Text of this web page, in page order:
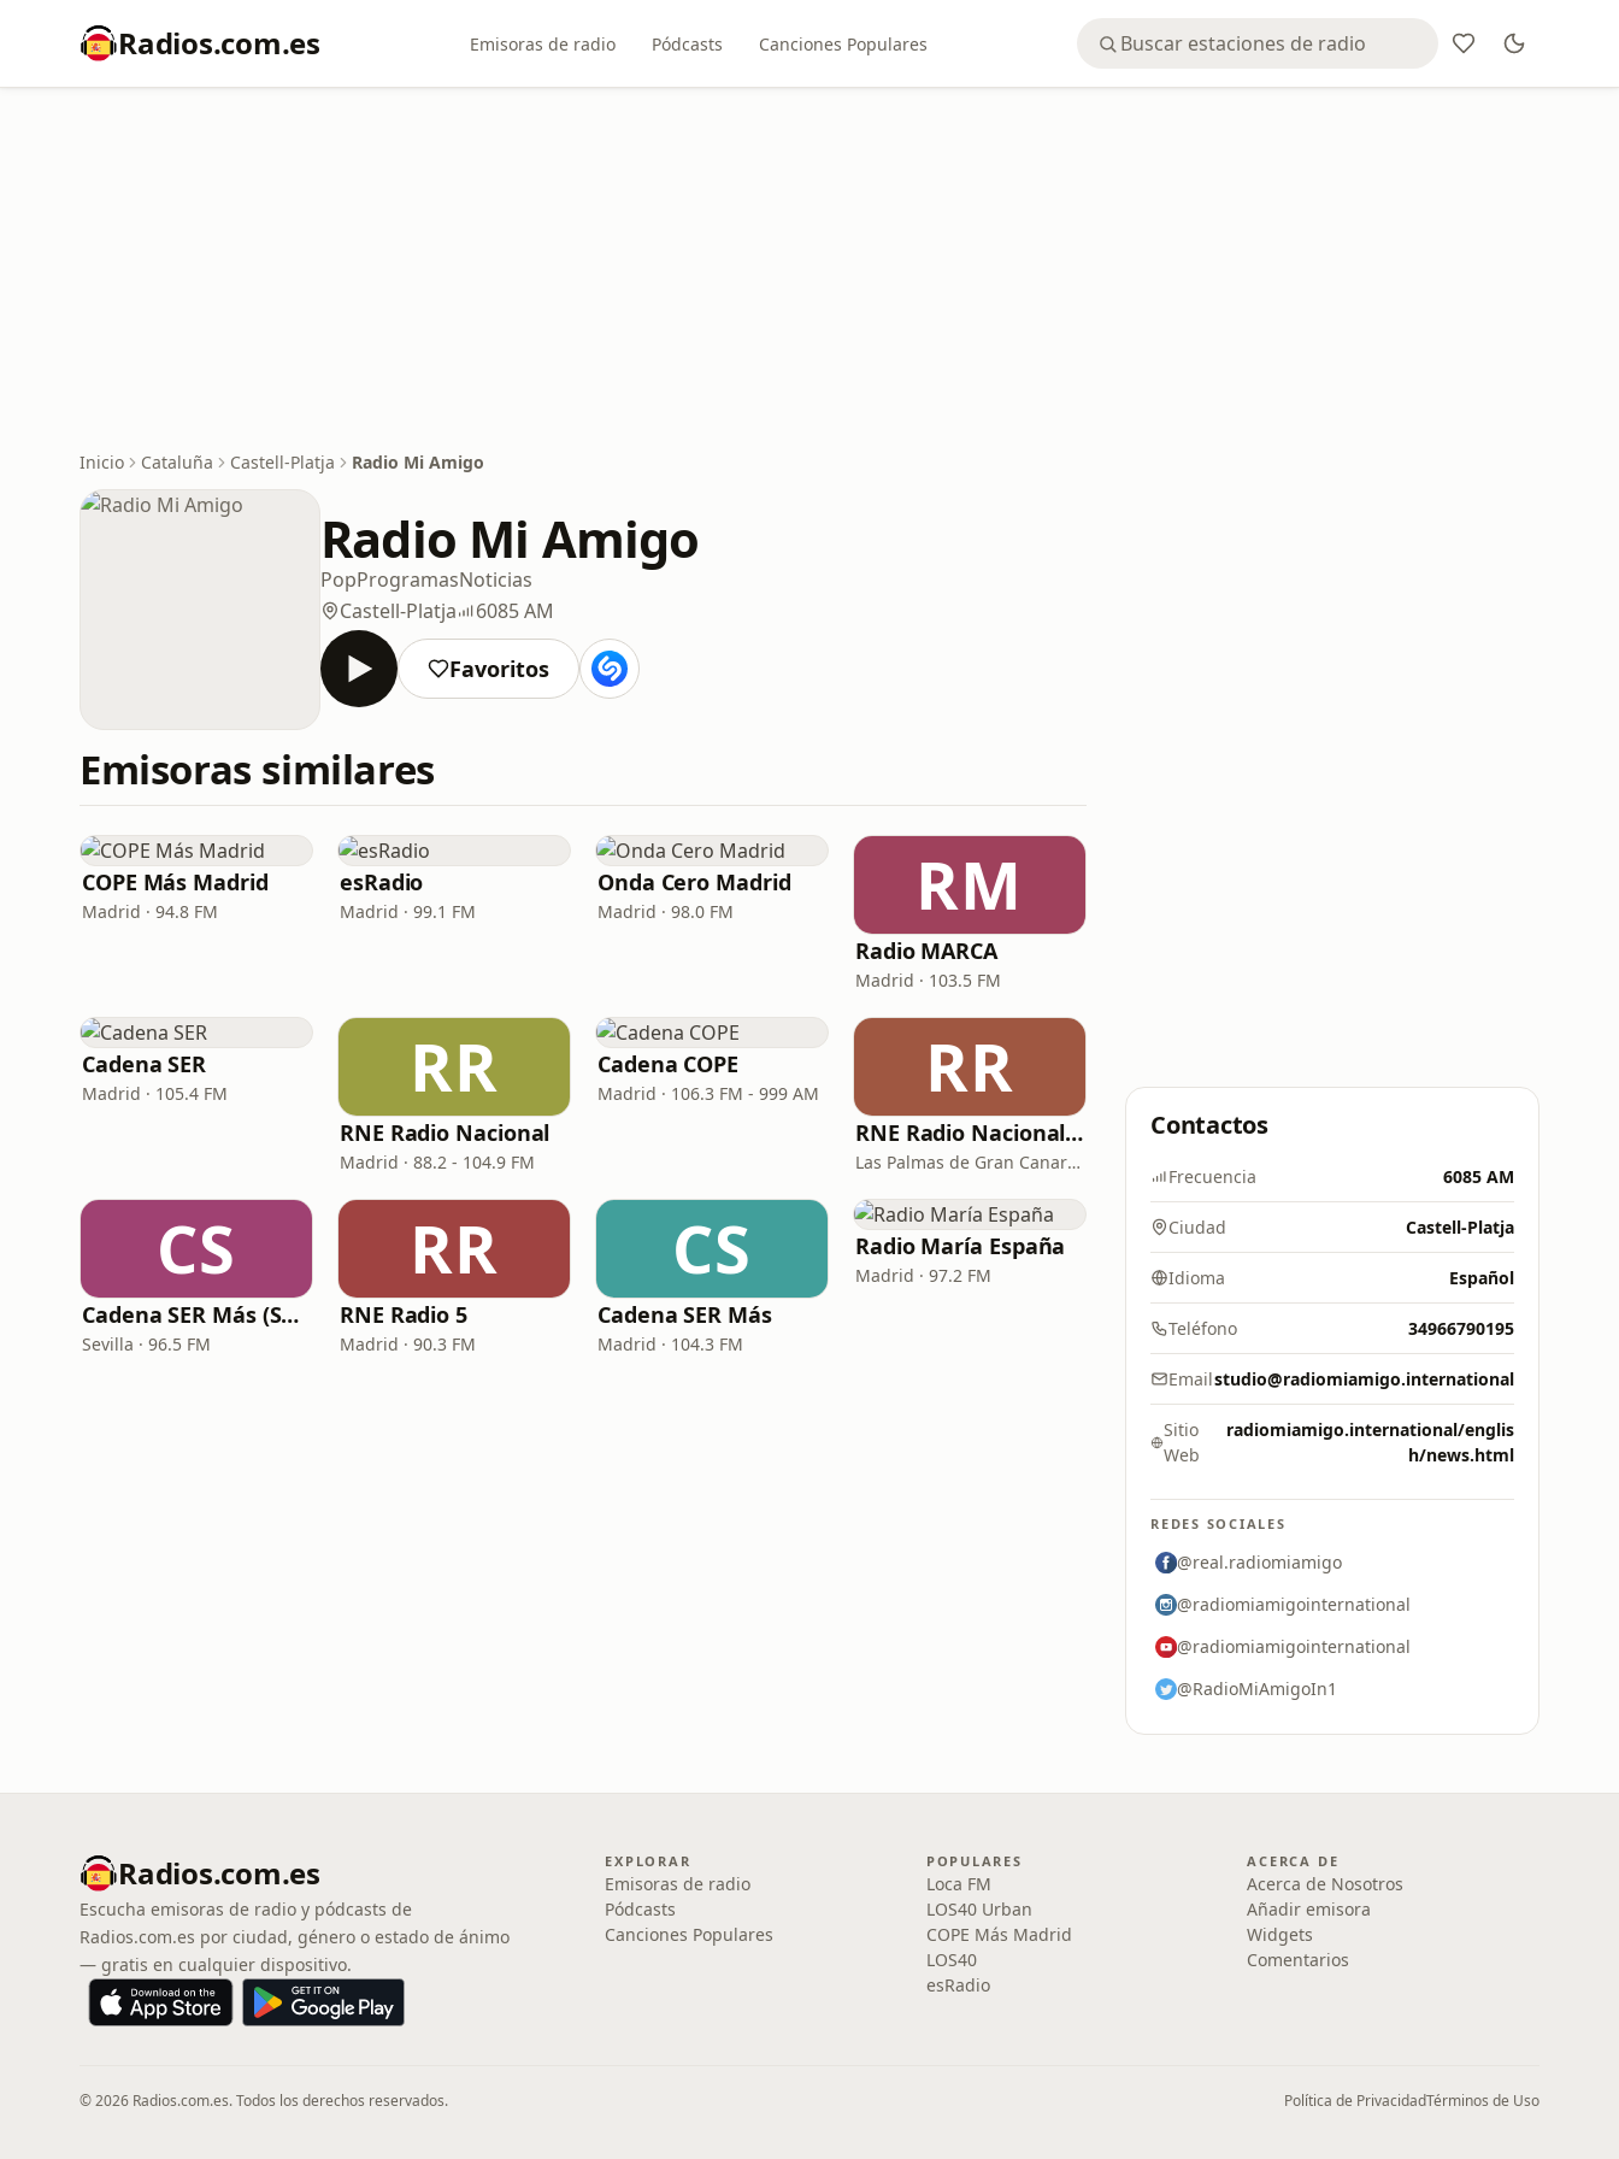
Radios.com.es Emisoras de radio Pódcasts Canciones Populares
Inicio Cataluña Castell-Platja Radio Mi Amigo
Radio Mi Amigo
PopProgramasNoticias
Castell-Platja
6085 AM
Favoritos
Emisoras similares
COPE Más Madrid
Madrid · 94.8 FM
esRadio
Madrid · 99.1 FM
Onda Cero Madrid
Madrid · 98.0 FM RM
Radio MARCA
Madrid · 103.5 FM
Cadena SER
Madrid · 105.4 FM RR
RNE Radio Nacional
Madrid · 88.2 - 104.9 FM
Cadena COPE
Madrid · 106.3 FM - 999 AM RR
RNE Radio Nacional - Canarias
Las Palmas de Gran Canaria · 92.8 FM
CS
Cadena SER Más (SER+ Sevilla)
Sevilla · 96.5 FM
RR
RNE Radio 5
Madrid · 90.3 FM
CS
Cadena SER Más
Madrid · 104.3 FM
Radio María España
Madrid · 97.2 FM
Contactos
Frecuencia 6085 AM
Ciudad Castell-Platja
Idioma Español
Teléfono 34966790195
Emailstudio@radiomiamigo.international
Sitio
Web
radiomiamigo.international/englis
h/news.html
REDES SOCIALES
@real.radiomiamigo
@radiomiamigointernational
@radiomiamigointernational
@RadioMiAmigoIn1
Radios.com.es
Escucha emisoras de radio y pódcasts de
Radios.com.es por ciudad, género o estado de ánimo
— gratis en cualquier dispositivo.
EXPLORAR
Emisoras de radio
Pódcasts
Canciones Populares
POPULARES
Loca FM
LOS40 Urban
COPE Más Madrid
LOS40
esRadio
ACERCA DE
Acerca de Nosotros
Añadir emisora
Widgets
Comentarios
© 2026 Radios.com.es. Todos los derechos reservados. Política de PrivacidadTérminos de Uso